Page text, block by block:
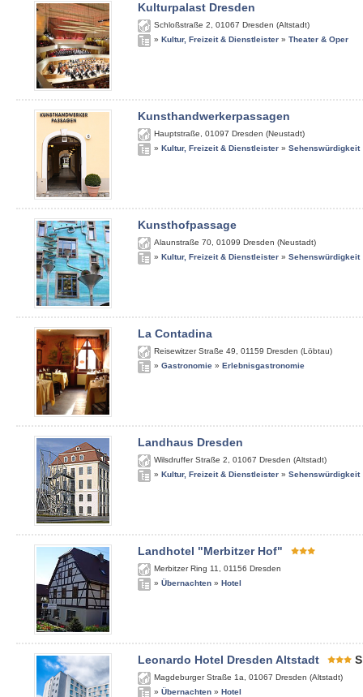
Kulturpalast Dresden
Schloßstraße 2 01067 Dresden (Altstadt)
» Kultur, Freizeit & Dienstleister » Theater & Oper
Kunsthandwerkerpassagen
Hauptstraße 01097 Dresden (Neustadt)
» Kultur, Freizeit & Dienstleister » Sehenswürdigkeit
Kunsthofpassage
Alaunstraße 70 01099 Dresden (Neustadt)
» Kultur, Freizeit & Dienstleister » Sehenswürdigkeit
La Contadina
Reisewitzer Straße 49 01159 Dresden (Löbtau)
» Gastronomie » Erlebnisgastronomie
Landhaus Dresden
Wilsdruffer Straße 2 01067 Dresden (Altstadt)
» Kultur, Freizeit & Dienstleister » Sehenswürdigkeit
Landhotel "Merbitzer Hof"
Merbitzer Ring 11 01156 Dresden
» Übernachten » Hotel
Leonardo Hotel Dresden Altstadt S
Magdeburger Straße 1a 01067 Dresden (Altstadt)
» Übernachten » Hotel